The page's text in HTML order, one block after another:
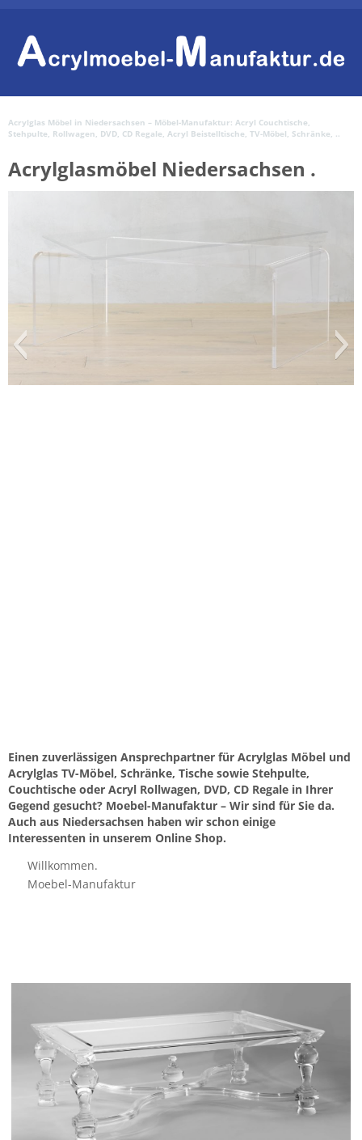
Acrylglas Möbel in Niedersachsen – Möbel-Manufaktur: Acryl Couchtische,
Stehpulte, Rollwagen, DVD, CD Regale, Acryl Beistelltische, TV-Möbel, Schränke, ..
Acrylglasmöbel Niedersachsen .
Einen zuverlässigen Ansprechpartner für Acrylglas Möbel und
Acrylglas TV-Möbel, Schränke, Tische sowie Stehpulte,
Couchtische oder Acryl Rollwagen, DVD, CD Regale in Ihrer
Gegend gesucht? Moebel-Manufaktur – Wir sind für Sie da.
Auch aus Niedersachsen haben wir schon einige
Interessenten in unserem Online Shop.
Willkommen.
Moebel-Manufaktur